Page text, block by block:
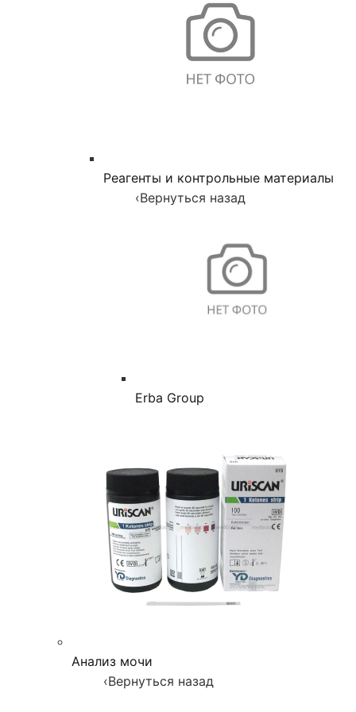
Реагенты и контрольные материалы
‹Вернуться назад
Erba Group
Анализ мочи
‹Вернуться назад